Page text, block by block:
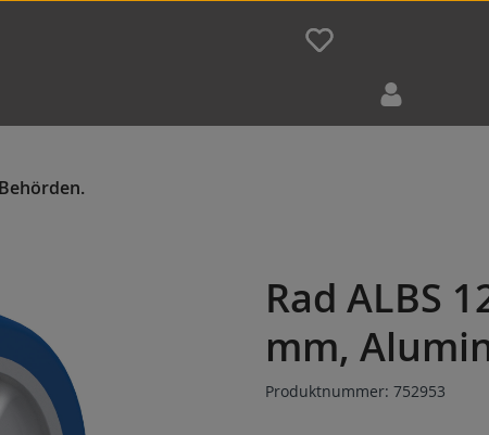
Rad ALBS
mm,
Produktnummer: 752953